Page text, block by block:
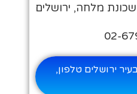
שכונת מלחה, ירושלים
ירושלים טלפון,